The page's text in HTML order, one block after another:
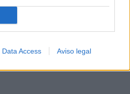
Data Access Aviso legal